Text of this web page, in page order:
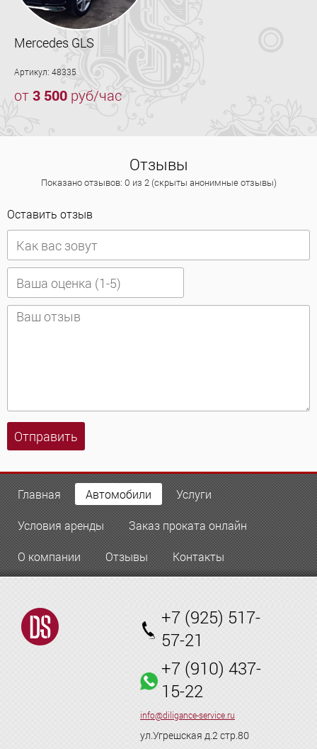
Mercedes GLS
Артикул: 48335
от3 500 руб/час
Отзывы
Показано отзывов: 0 из 2 (скрыты анонимные отзывы)
Оставить отзыв
Отправить
Главная Автомобили Услуги
Условия аренды Заказ проката онлайн
О компании Отзывы Контакты
+7 (925) 517-
57-21
+7 (910) 437-
15-22
info@diligance-service.ru
ул.Угрешская д.2 стр.80